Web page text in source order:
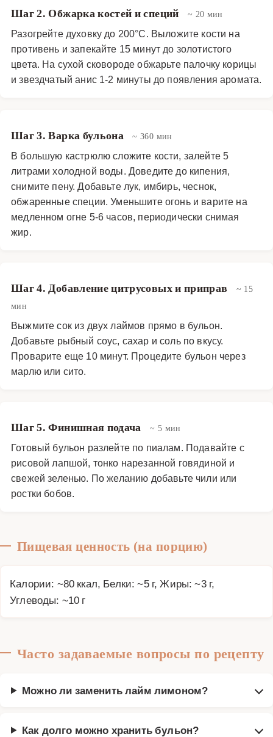
Шаг 2. Обжарка костей и специй ~ 20 мин
Разогрейте духовку до 200°C. Выложите кости на
противень и запекайте 15 минут до золотистого
цвета. На сухой сковороде обжарьте палочку корицы
и звездчатый анис 1-2 минуты до появления аромата.
Шаг 3. Варка бульона ~ 360 мин
В большую кастрюлю сложите кости, залейте 5
литрами холодной воды. Доведите до кипения,
снимите пену. Добавьте лук, имбирь, чеснок,
обжаренные специи. Уменьшите огонь и варите на
медленном огне 5-6 часов, периодически снимая
жир.
Шаг 4. Добавление цитрусовых и приправ
~ 15
мин
Выжмите сок из двух лаймов прямо в бульон.
Добавьте рыбный соус, сахар и соль по вкусу.
Проварите еще 10 минут. Процедите бульон через
марлю или сито.
Шаг 5. Финишная подача ~ 5 мин
Готовый бульон разлейте по пиалам. Подавайте с
рисовой лапшой, тонко нарезанной говядиной и
свежей зеленью. По желанию добавьте чили или
ростки бобов.
Пищевая ценность (на порцию)
Калории: ~80 ккал, Белки: ~5 г, Жиры: ~3 г,
Углеводы: ~10 г
Часто задаваемые вопросы по рецепту
Можно ли заменить лайм лимоном?
Как долго можно хранить бульон?